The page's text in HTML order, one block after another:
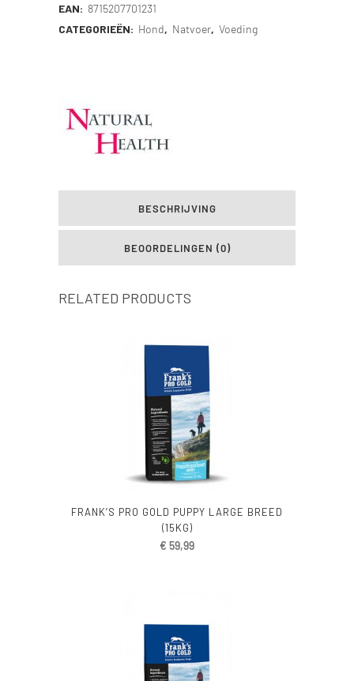
EAN: 8715207701231
CATEGORIEËN: Hond, Natvoer, Voeding
BESCHRIJVING
BEOORDELINGEN (0)
RELATED PRODUCTS
FRANK’S PRO GOLD PUPPY LARGE BREED
(15KG)
€ 59,99